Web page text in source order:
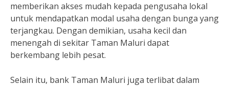
memberikan akses mudah kepada pengusaha lokal
untuk mendapatkan modal usaha dengan bunga yang
terjangkau. Dengan demikian, usaha kecil dan
menengah di sekitar Taman Maluri dapat
berkembang lebih pesat.
Selain itu, bank Taman Maluri juga terlibat dalam